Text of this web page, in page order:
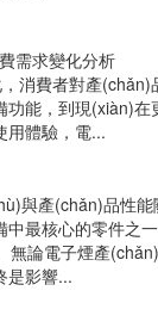
需求變化分析
消費者對產
功能，到現(xiàn)
用體驗，電...
與產(chǎn)品性
最核心的零件之
無論電子煙產
是影響...